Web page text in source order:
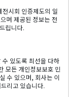
시회 인증제도의 일
며 제공된 정보는 전
립니다.
있도록 최선을 다하
모든 개인정보보호 민
수 있으며, 회사는 이
리고 있습니다.